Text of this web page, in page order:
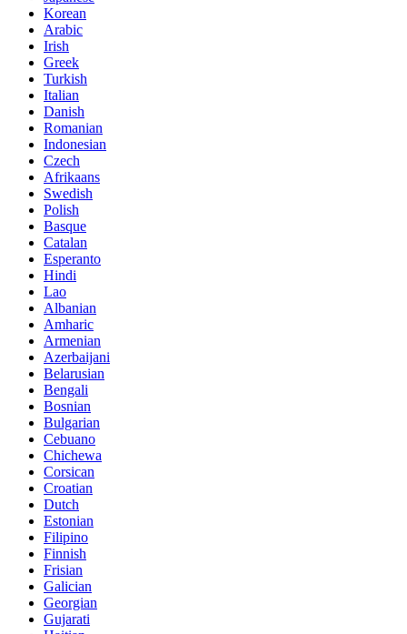
Korean
Arabic
Irish
Greek
Turkish
Italian
Danish
Romanian
Indonesian
Czech
Afrikaans
Swedish
Polish
Basque
Catalan
Esperanto
Hindi
Lao
Albanian
Amharic
Armenian
Azerbaijani
Belarusian
Bengali
Bosnian
Bulgarian
Cebuano
Chichewa
Corsican
Croatian
Dutch
Estonian
Filipino
Finnish
Frisian
Galician
Georgian
Gujarati